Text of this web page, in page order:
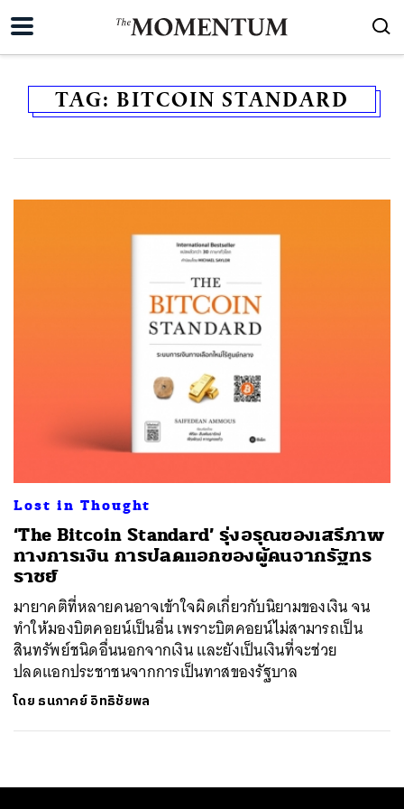
TAG: BITCOIN STANDARD
Lost in Thought
‘The Bitcoin Standard’ รุ่งอรุณของเสรีภาพ
ทางการเงิน การปลดแอกของผู้คนจากรัฐทร
ราชย์
มายาคติที่หลายคนอาจเข้าใจผิดเกี่ยวกับนิยามของเงิน จน
ทำให้มองบิตคอยน์เป็นอื่น เพราะบิตคอยน์ไม่สามารถเป็น
สินทรัพย์ชนิดอื่นนอกจากเงิน และยังเป็นเงินที่จะช่วย
ปลดแอกประชาชนจากการเป็นทาสของรัฐบาล
โดย ธนภาคย์ อิทธิชัยพล
SHARE TWEET LINE EMAIL